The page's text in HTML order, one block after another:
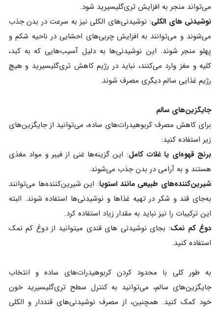
می‌تواند منجر به افزایش تری‌گلیسیرید شود.
نوشیدنی های الکلی: نوشیدنی‌های الکلی نیز به سرعت در بدن جذب
می‌شوند و می‌توانند به افزایش چربی‌های احشایی در ناحیه شکم و
پهلو منجر شوند. این نوشیدنی‌ها به دلیل آسیب‌هایی که به کبد،
کلیه و مغز وارد می‌کنند، نباید در رژیم کاهش تری‌گلیسیرید و هیچ
رژیم غذایی سالم دیگری مصرف شوند.
جایگزین‌های سالم
برای کاهش مصرف کربوهیدرات‌های ساده، می‌توانید از جایگزین‌های
زیر استفاده کنید:
برنج قهوه‌ای یا غلات کامل: این گزینه‌ها غنی از فیبر و مواد مغذی
هستند و به آرامی در بدن جذب می‌شوند.
شیرین‌کننده‌های طبیعی مانند استویا: این شیرین‌کننده‌ها می‌توانند
به‌جای قند و شکر در تهیه غذاها و نوشیدنی‌ها استفاده شوند. البته
این ترکیبات را نیز نباید به مقدار زیاد استفاده کرد.
دوغ کم نمک: بجای نوشیدنی های قندی میتوانید از دوغ کم نمک
استفاده کنید.
به طور کلی با محدود کردن کربوهیدرات‌های ساده و انتخاب
جایگزین‌های سالم، می‌توانید به کنترل سطح تری‌گلیسیرید خون
خود کمک کنید. همچنین، از مصرف نوشیدنی‌های قنددار و الکلی